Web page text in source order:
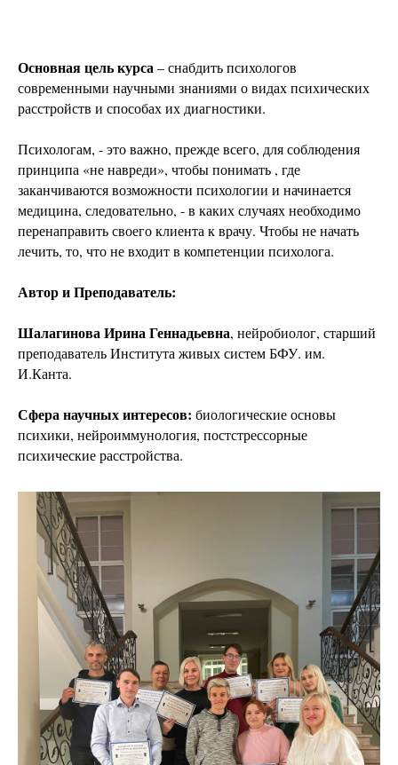
Основная цель курса– снабдить психологов
современными научными знаниями о видах психических
расстройств и способах их диагностики.
Психологам, - это важно, прежде всего, для соблюдения
принципа «не навреди», чтобы понимать , где
заканчиваются возможности психологии и начинается
медицина, следовательно, - в каких случаях необходимо
перенаправить своего клиента к врачу. Чтобы не начать
лечить, то, что не входит в компетенции психолога.
Автор и Преподаватель:
Шалагинова Ирина Геннадьевна, нейробиолог, старший
преподаватель Института живых систем БФУ. им.
И.Канта.
Сфера научных интересов: биологические основы
психики, нейроиммунология, постстрессорные
психические расстройства.